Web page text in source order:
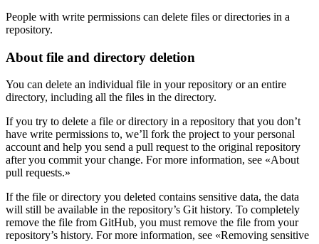
People with write permissions can delete files or directories in a
repository.
About file and directory deletion
You can delete an individual file in your repository or an entire
directory, including all the files in the directory.
If you try to delete a file or directory in a repository that you don’t
have write permissions to, we’ll fork the project to your personal
account and help you send a pull request to the original repository
after you commit your change. For more information, see «About
pull requests.»
If the file or directory you deleted contains sensitive data, the data
will still be available in the repository’s Git history. To completely
remove the file from GitHub, you must remove the file from your
repository’s history. For more information, see «Removing sensitive